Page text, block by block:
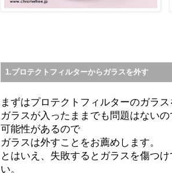
1.プロテクトフィルターからガラスを外す
まずはプロテクトフィルターのガラ
ガラスが入ったままでも問題はない
可能性があるので
ガラスは外すことをお薦めします。
とはいえ、失敗するとガラスを傷つ
い。